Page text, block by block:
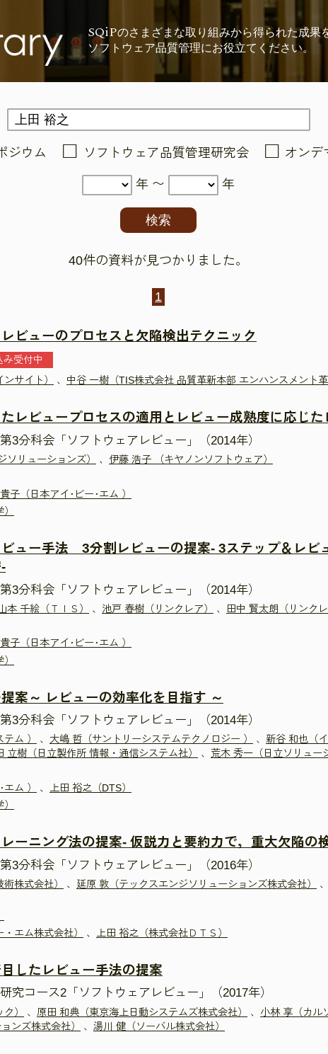
SQiPのさまざまな取り組みから得られた成果
ソフトウェア品質管理にお役立てください。
ジウム ソフトウェア品質管理研究会 オンデ
年 〜 年
40件の資料が見つかりました。
1
ビューのプロセスと欠陥検出テクニック
み受付中
サイト） 、 中谷 一樹（TIS株式会社 品質革新本部 エンハンスメント革
レビュープロセスの適用とレビュー成熟度に応じ
3分科会「ソフトウェアレビュー」（2014年）
ソリューションズ） 、 伊藤 浩子 （キヤノンソフトウェア）
子（日本アイ･ビー･エム ）
ュー手法 3分割レビューの提案- 3ステップ＆レビ
3分科会「ソフトウェアレビュー」（2014年）
本 千絵（ＴＩＳ） 、 池戸 春樹（リンクレア） 、 田中 賢太朗（リンクレ
子（日本アイ･ビー･エム ）
案～ レビューの効率化を目指す ～
3分科会「ソフトウェアレビュー」（2014年）
ム ） 、 大嶋 哲（サントリーシステムテクノロジー ） 、 新谷 和也（イ
立樹（日立製作所 情報・通信システム社） 、 荒木 秀一（日立ソリュー
ム ） 、
上田 裕之（DTS）
ーニング法の提案- 仮説力と要約力で，重大欠陥の
3分科会「ソフトウェアレビュー」（2016年）
株式会社） 、 延原 敦（テックスエンジソリューションズ株式会社） 、
エム株式会社） 、 上田 裕之（株式会社ＤＴＳ）
したレビュー手法の提案
究コース2「ソフトウェアレビュー」（2017年）
） 、 原田 和典（東京海上日動システムズ株式会社） 、 小林 享（カル
ンズ株式会社）
、 湯川 健（ソーバル株式会社）